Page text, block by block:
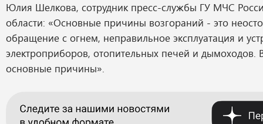
Юлия Шелкова, сотрудник пресс-службы ГУ МЧС
области: «Основные причины возгораний - это
обращение с огнем, неправильное эксплуатация и
электроприборов, отопительных печей и дымоходов.
основные причины».